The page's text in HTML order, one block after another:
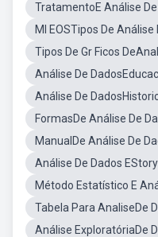
TratamentoE Análise
Ml EOSTipos De Análise
Tipos De Gr Ficos
Análise De
Análise De
FormasDe Análise De
ManualDe Análise De
Análise De Dados
Método Estatístico E
Tabela Para AnaliseDe
Análise ExploratóriaDe